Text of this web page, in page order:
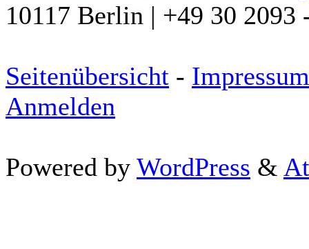
10117 Berlin | +49 30 2093
Seitenübersicht - Impressum
Anmelden
Powered by WordPress &